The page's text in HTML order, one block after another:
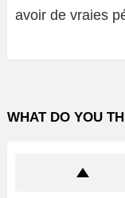
avoir de vraies
WHAT DO YOU